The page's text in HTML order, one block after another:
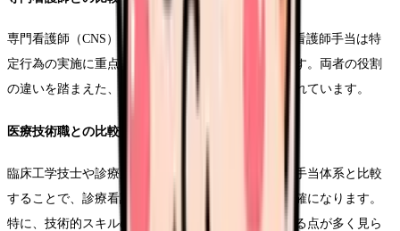
専門看護師（CNS）の手当制度と比較すると、診療看護師手当は特
定行為の実施に重点を置いた評価体系となっています。両者の役割
の違いを踏まえた、適切な処遇体系の構築が求められています。
医療技術職との比較
臨床工学技士や診療放射線技師などの医療技術職の手当体系と比較
することで、診療看護師手当の特徴と課題がより明確になります。
特に、技術的スキルの評価方法について、参考となる点が多く見ら